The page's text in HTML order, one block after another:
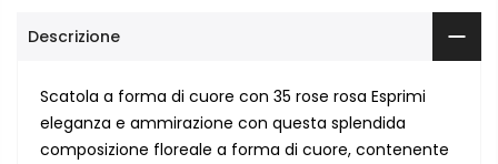
Descrizione
Scatola a forma di cuore con 35 rose rosa Esprimi
eleganza e ammirazione con questa splendida
composizione floreale a forma di cuore, contenente